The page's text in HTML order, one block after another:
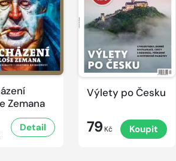
Zemana
Detail
Výlety po Česku
79 Kč Koupit